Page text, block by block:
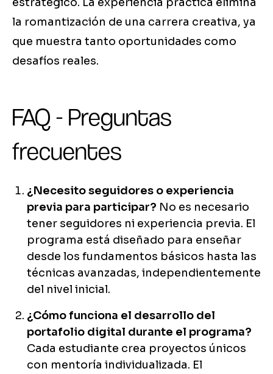
la romantización de una carrera creativa, ya
que muestra tanto oportunidades como
desafíos reales.
FAQ - Preguntas
frecuentes
¿Necesito seguidores o experiencia
previa para participar? No es necesario
tener seguidores ni experiencia previa. El
programa está diseñado para enseñar
desde los fundamentos básicos hasta las
técnicas avanzadas, independientemente
del nivel inicial.
¿Cómo funciona el desarrollo del
portafolio digital durante el programa?
Cada estudiante crea proyectos únicos
con mentoría individualizada. El